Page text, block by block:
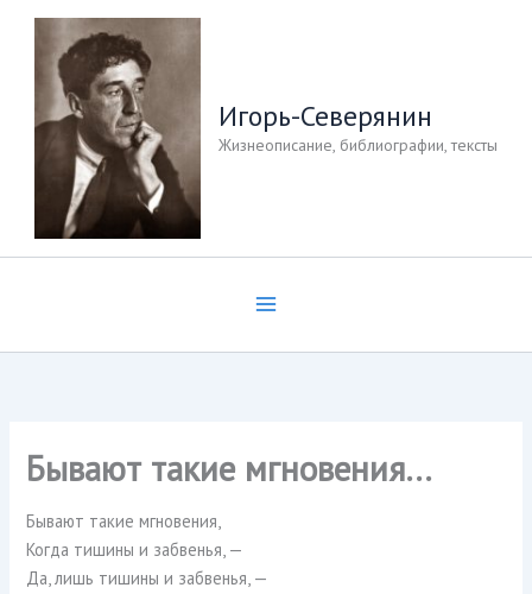
Перейти
содержимому
Игорь-Северянин
Жизнеописание, библиографии, тексты
Бывают такие мгновения…
Бывают такие мгновения,
Когда тишины и забвенья, —
Да, лишь тишины и забвенья, —